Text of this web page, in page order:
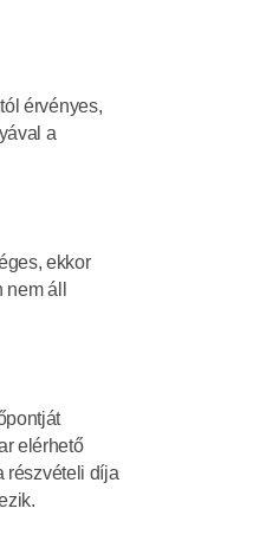
érvényes,
a
ekkor
áll
elérhető
részvételi díja